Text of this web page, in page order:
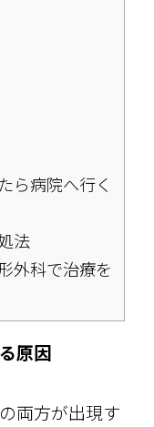
ら病院へ行く
法
外科で治療を
原因
両方が出現す